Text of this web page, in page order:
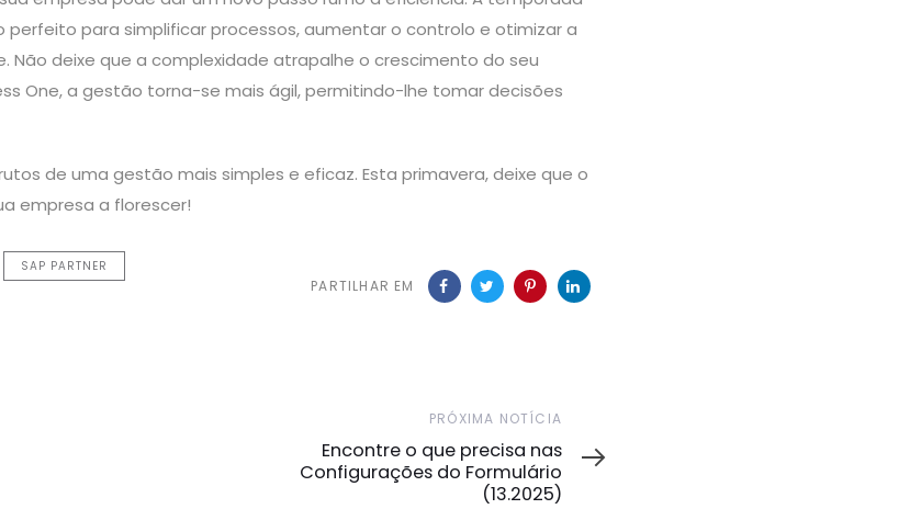
para simplificar processos, aumentar o controlo e otimizar a
Não deixe que a complexidade atrapalhe o crescimento do seu
One, a gestão torna-se mais ágil, permitindo-lhe tomar decisões
de uma gestão mais simples e eficaz. Esta primavera, deixe que o
empresa a florescer!
SAP PARTNER
PARTILHAR EM
Notícia
PRÓXIMA NOTÍCIA
Encontre o que precisa nas
Configurações do Formulário
(13.2025)